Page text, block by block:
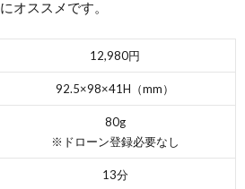
オススメです。
12,980円
92.5×98×41H（mm）
80g
※ドローン登録必要なし
13分